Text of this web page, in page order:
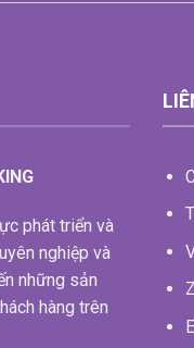
phát triển và
nghiệp và
những sản
hàng trên